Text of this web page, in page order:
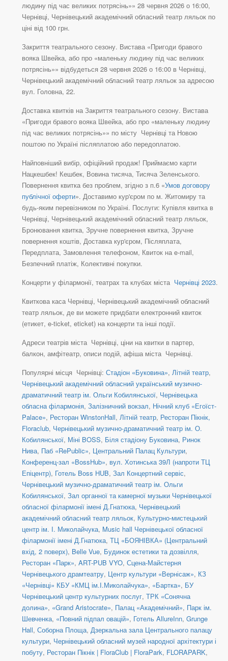
людину під час великих потрясінь»» 28 червня 2026 о 16:00,
Чернівці, Чернівецький академічний обласний театр ляльок по
ціні від 100 грн.
Закриття театрального сезону. Вистава «Пригоди бравого
вояка Швейка, або про «маленьку людину під час великих
потрясінь»» відбудеться 28 червня 2026 о 16:00 в Чернівці,
Чернівецький академічний обласний театр ляльок за адресою
вул. Головна, 22.
Доставка квитків на Закриття театрального сезону. Вистава
«Пригоди бравого вояка Швейка, або про «маленьку людину
під час великих потрясінь»» по місту Чернівці та Новою
поштою по Україні післяплатою або передоплатою.
Найповніший вибір, офіційний продаж! Приймаємо карти
Нацкешбек! Кешбек, Вовина тисяча, Тисяча Зеленського.
Повернення квитка без проблем, згідно з п.6 «Умов договору
публічної оферти». Доставимо кур'єром по м. Житомиру та
будь-яким перевізником по Україні. Послуги: Купівля квитка в
Чернівці, Чернівецький академічний обласний театр ляльок,
Бронювання квитка, Зручне повернення квитка, Зручне
повернення коштів, Доставка кур'єром, Післяплата,
Передплата, Замовлення телефоном, Квиток на e-mail,
Безпечний платіж, Колективні покупки.
Концерти у філармонії, театрах та клубах міста Чернівці 2023.
Квиткова каса Чернівці, Чернівецький академічний обласний
театр ляльок, де ви можете придбати електронний квиток
(етикет, e-ticket, eticket) на концерти та інші події.
Адреси театрів міста Чернівці, ціни на квитки в партер,
балкон, амфітеатр, описи подій, афіша міста Чернівці.
Популярні місця Чернівці: Стадіон «Буковина», Літній театр,
Чернівецький академічний обласний український музично-
драматичний театр ім. Ольги Кобилянської, Чернівецька
обласна філармонія, Залізничний вокзал, Нічний клуб «Егоїст-
Palace», Ресторан WinstonHall, Літній театр, Ресторан Пікнік,
Floraclub, Чернівецький музично-драматичний театр ім. О.
Кобилянської, Міні BOSS, Біля стадіону Буковина, Ринок
Нива, Паб «RePublic», Центральний Палац Культури,
Конференц-зал «BossHub», вул. Хотинська 39Л (напроти ТЦ
Епіцентр), Готель Boss HUB, Зал Концертний сервіс,
Чернівецький музично-драматичний театр ім. Ольги
Кобилянської, Зал органної та камерної музыки Чернівецької
обласної філармонії імені Д.Гнатюка, Чернівецький
академічний обласний театр ляльок, Культурно-мистецький
центр ім. І. Миколайчука, Music hall Чернівецької обласної
філармонії імені Д.Гнатюка, ТЦ «БОЯНІВКА» (Центральний
вхід, 2 поверх), Belle Vue, Будинок естетики та дозвілля,
Ресторан «Парк», ART-PUB VYO, Сцена-Майстерня
Чернівецького драмтеатру, Центр культури «Вернісаж», КЗ
«Чернівці» КБУ «КМЦ ім.І.Миколайчука», «Бартка», БУ
Чернівецький центр культурних послуг, ТРК «Сонячна
долина», «Grand Aristocrate», Палац «Академічний», Парк ім.
Шевченка, «Повний підпал овацій», Готель AllureInn, Grunge
Hall, Соборна Площа, Дзеркальна зала Центрального палацу
культури, Чернівецький обласний музей народної архітектури і
побуту, Ресторан Пікнік | FloraClub | FloraPark, FLORAPARK,